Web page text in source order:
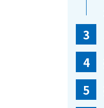
3
4
5